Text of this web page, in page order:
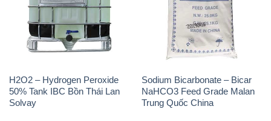
H2O2 – Hydrogen Peroxide
50% Tank IBC Bồn Thái Lan
Solvay
Sodium Bicarbonate – Bicar
NaHCO3 Feed Grade Malan
Trung Quốc China